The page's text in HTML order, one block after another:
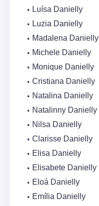
Luísa Danielly
Luzia Danielly
Madalena Danielly
Michele Danielly
Monique Danielly
Cristiana Danielly
Natalina Danielly
Natalinny Danielly
Nilsa Danielly
Clarisse Danielly
Elisa Danielly
Elisabete Danielly
Eloá Danielly
Emília Danielly